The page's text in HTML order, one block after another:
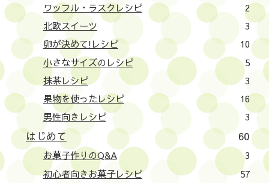
ワッフル・ラスクレシピ
2
北欧スイーツ
3
卵が決めて!レシピ
10
小さなサイズのレシピ
5
抹茶レシピ
3
果物を使ったレシピ
16
男性向きレシピ
3
はじめて 60
お菓子作りのQ&A
3
初心者向きお菓子レシピ
57